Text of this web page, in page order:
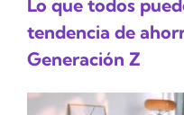
Lo que todos
tendencia de
Generación Z